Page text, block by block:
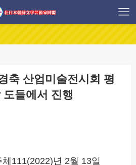
축 산업미술전시회 평
도들에서 진행
체111(2022)년 2월 13일